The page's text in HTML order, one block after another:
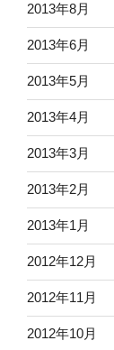
2013年8月
2013年6月
2013年5月
2013年4月
2013年3月
2013年2月
2013年1月
2012年12月
2012年11月
2012年10月